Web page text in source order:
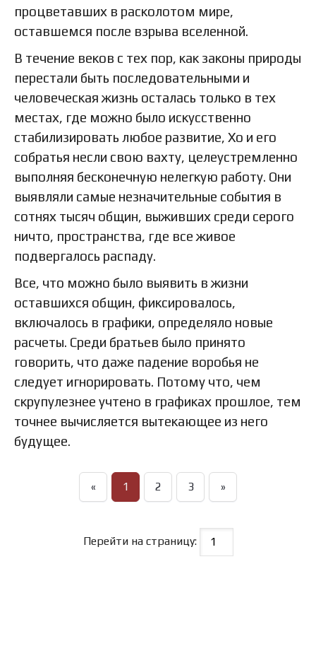
процветавших в расколотом мире,
оставшемся после взрыва вселенной.
В течение веков с тех пор, как законы природы
перестали быть последовательными и
человеческая жизнь осталась только в тех
местах, где можно было искусственно
стабилизировать любое развитие, Хо и его
собратья несли свою вахту, целеустремленно
выполняя бесконечную нелегкую работу. Они
выявляли самые незначительные события в
сотнях тысяч общин, выживших среди серого
ничто, пространства, где все живое
подвергалось распаду.
Все, что можно было выявить в жизни
оставшихся общин, фиксировалось,
включалось в графики, определяло новые
расчеты. Среди братьев было принято
говорить, что даже падение воробья не
следует игнорировать. Потому что, чем
скрупулезнее учтено в графиках прошлое, тем
точнее вычисляется вытекающее из него
будущее.
« 1 2 3 »
Перейти на страницу: